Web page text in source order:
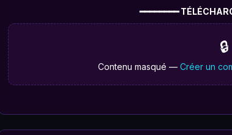
━━━━━━━━
🔒
Contenu masqué — Créer un